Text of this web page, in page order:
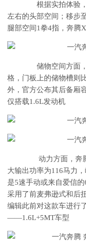
根据实拍体验，
左右的头部空间；移步
腿部空间1拳4指，奔腾
储物空间方面，
格，门板上的储物槽则
外，官方公布其后备厢
仅搭载1.6L发动机
动力方面，奔腾
大输出功率为116马力
是5速手动或来自爱信
采用了前麦弗逊式和后
编辑此前对这款车进行
——1.6L+5MT车型